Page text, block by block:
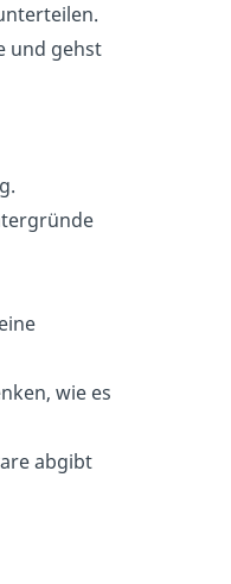
und gehst
wie es
abgibt